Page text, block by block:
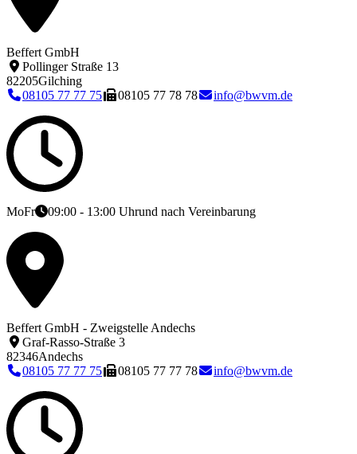
Beffert GmbH
Pollinger Straße 13
82205Gilching
08105 77 77 75
08105 77 78 78 info@bwvm.de
MoFr 09:00 - 13:00 Uhrund nach Vereinbarung
Beffert GmbH - Zweigstelle Andechs
Graf-Rasso-Straße 3
82346Andechs
08105 77 77 75
08105 77 77 78 info@bwvm.de